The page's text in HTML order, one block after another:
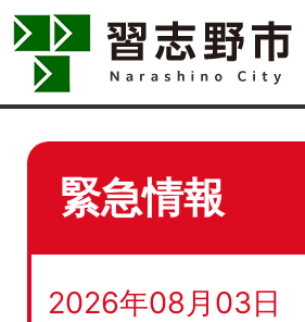
緊急情報
2026年08月03日